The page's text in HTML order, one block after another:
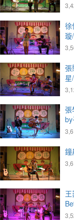
徐
璇
張
張
鐘